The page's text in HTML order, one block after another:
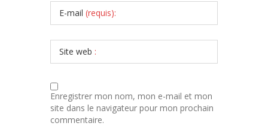
E-mail (requis):
Site web :
Enregistrer mon nom, mon e-mail et mon
site dans le navigateur pour mon prochain
commentaire.